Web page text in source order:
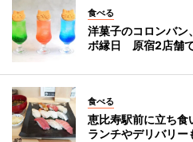
食べる
洋菓子のコロンバン
ボ縁日 原宿2店舗
食べる
恵比寿駅前に立ち
ランチやデリバリー